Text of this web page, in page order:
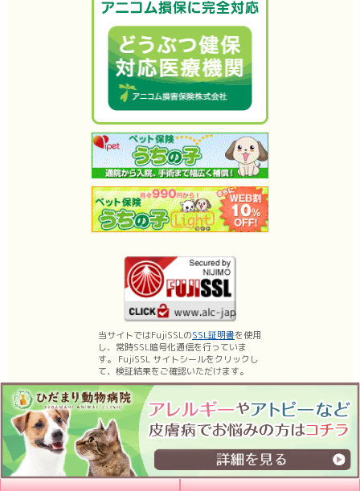
当サイトではFujiSSLのSSL証明書を使用
し、常時SSL暗号化通信を行っていま
す。 FujiSSL サイトシールをクリックし
て、検証結果をご確認いただけます。
名古屋市昭和区の動物病院、ひだまり動物病院は、薬浴などの皮膚科診療、乳
腺腫瘍手術・体表腫瘤切除などの日帰り手術に力を入れております。
もちろん内科、外科、腫瘍科などの一般診療、予防医療（各種ワクチン）など
も行っています。